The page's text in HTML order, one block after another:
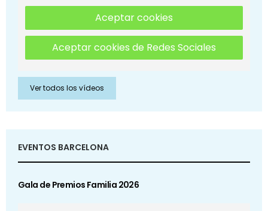
Aceptar cookies
Aceptar cookies de Redes Sociales
Ver todos los vídeos
EVENTOS BARCELONA
Gala de Premios Familia 2026